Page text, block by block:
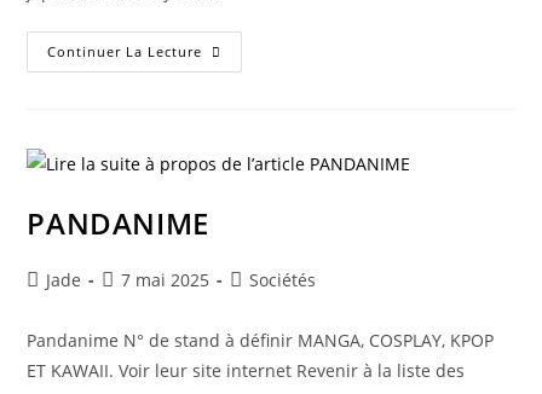
Continuer La Lecture
PANDANIME
Jade 7 mai 2025 Sociétés
Pandanime N° de stand à définir MANGA, COSPLAY, KPOP
ET KAWAII. Voir leur site internet Revenir à la liste des